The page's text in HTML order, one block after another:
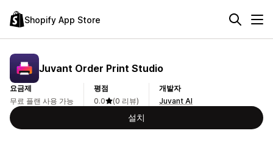
Shopify App Store
Juvant Order Print Studio
요금제
무료 플랜 사용 가능
평점
0.0
(0 리뷰)
개발자
Juvant AI
설치